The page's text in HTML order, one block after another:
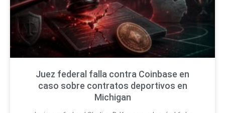
Juez federal falla contra Coinbase en
caso sobre contratos deportivos en
Michigan